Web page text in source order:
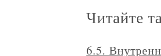
Читайте
6.5.